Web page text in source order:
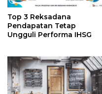
Top 3 Reksadana
Pendapatan Tetap
Ungguli Performa IHSG